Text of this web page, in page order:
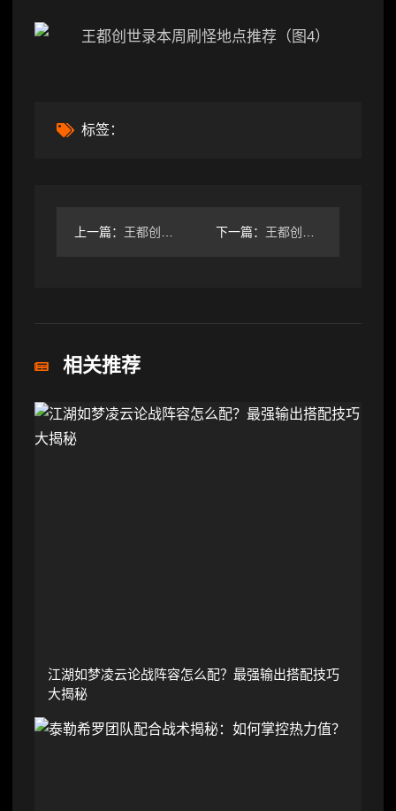
标签：
上一篇： 王都创世录周常刷怪预测背后真相 下一篇： 王都创世录本周周常刷怪地点（12.1-12.7）
相关推荐
江湖如梦凌云论战阵容怎么配？最强输出搭配技巧
大揭秘